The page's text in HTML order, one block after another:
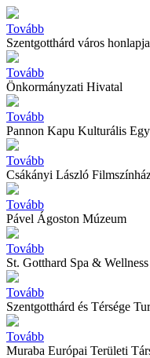
Tovább
Szentgotthárd város honlapja
Tovább
Önkormányzati Hivatal
Tovább
Pannon Kapu Kulturális
Tovább
Csákányi László
Tovább
Pável Ágoston Múzeum
Tovább
St. Gotthard Spa & Wellness
Tovább
Szentgotthárd és Térsége
Tovább
Muraba Európai Területi